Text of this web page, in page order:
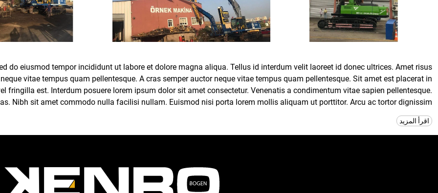
do eiusmod tempor incididunt ut labore et dolore magna aliqua. Tellus id interdum velit laoreet id donec ultrices. Amet risus
vitae tempus quam pellentesque. A cras semper auctor neque vitae tempus quam pellentesque. Sit amet est placerat in
fringilla est. Interdum posuere lorem ipsum dolor sit amet consectetur. Venenatis a condimentum vitae sapien pellentesque.
Nibh sit amet commodo nulla facilisi nullam. Euismod nisi porta lorem mollis aliquam ut porttitor. Arcu ac tortor dignissim
convallis aenean et tortor at.
magna ac placerat vestibulum. Id nibh tortor id aliquet lectus proin nibh. Auctor elit sed vulputate mi sit amet mauris.
dolor purus non enim. Pulvinar pellentesque habitant morbi tristique senectus et. Lacus sed turpis tincidunt id. Mauris
tincidunt lobortis feugiat vivamus at augue eget. Neque ornare aenean euismod elementum nisi quis. Mi quis hendrerit dolor
اقرأ المزيد